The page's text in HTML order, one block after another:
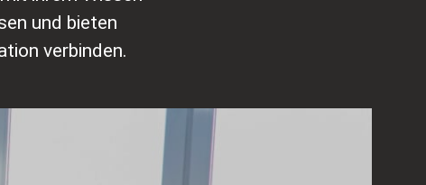
und bieten
verbinden.